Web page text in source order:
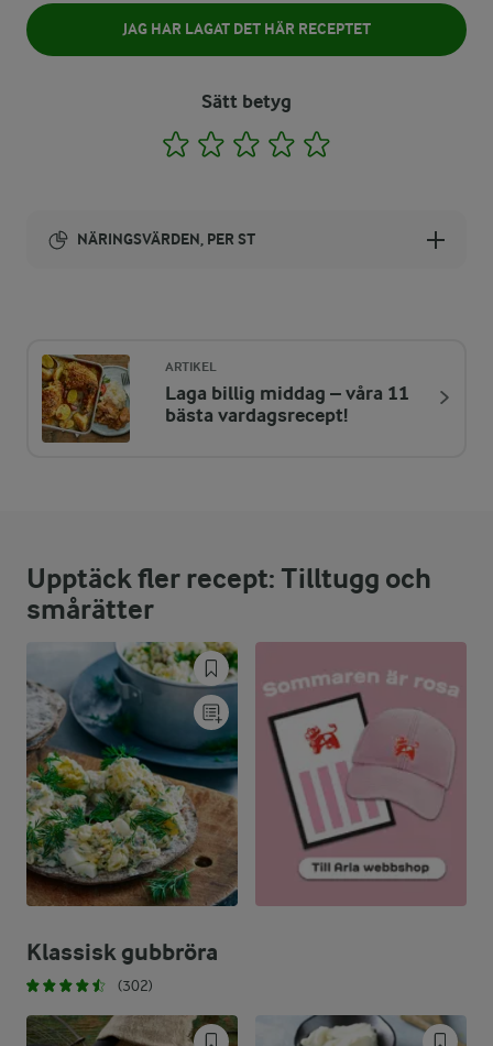
JAG HAR LAGAT DET HÄR RECEPTET
Sätt betyg
1 2 3 4
NÄRINGSVÄRDEN, PER ST
ENERGIDISTRIBUTION %
NÄRINGSVÄRDEN PER ST
Fett:
76,6 %
19,1 g
Kolhydrater:
11,1 %
6 g
ARTIKEL
Laga billig middag – våra 11
bästa vardagsrecept!
Upptäck fler recept: Tilltugg och
smårätter
Klassisk gubbröra
(302)